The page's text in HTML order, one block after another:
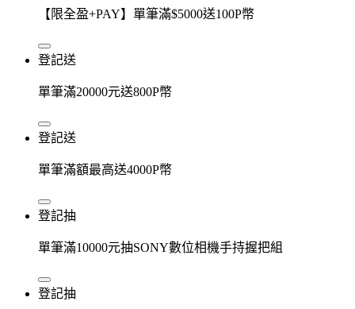
【限全盈+PAY】單筆滿$5000送100P幣
登記送
單筆滿20000元送800P幣
登記送
單筆滿額最高送4000P幣
登記抽
單筆滿10000元抽SONY數位相機手持握把組
登記抽